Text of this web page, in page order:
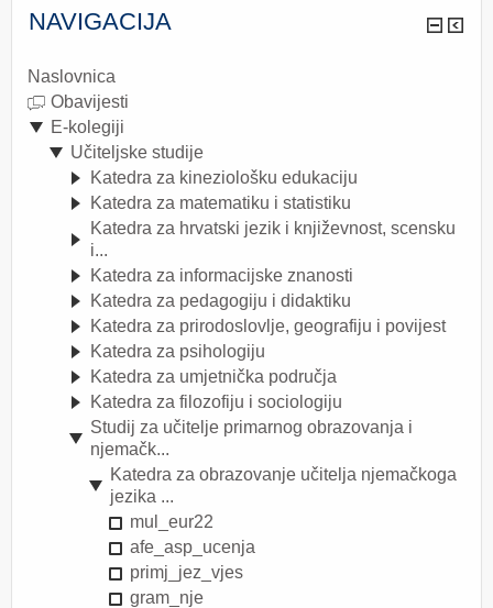
NAVIGACIJA
Naslovnica
Obavijesti
E-kolegiji
Učiteljske studije
Katedra za kineziološku edukaciju
Katedra za matematiku i statistiku
Katedra za hrvatski jezik i književnost, scensku
i...
Katedra za informacijske znanosti
Katedra za pedagogiju i didaktiku
Katedra za prirodoslovlje, geografiju i povijest
Katedra za psihologiju
Katedra za umjetnička područja
Katedra za filozofiju i sociologiju
Studij za učitelje primarnog obrazovanja i
njemačk...
Katedra za obrazovanje učitelja njemačkoga
jezika ...
mul_eur22
afe_asp_ucenja
primj_jez_vjes
gram_nje